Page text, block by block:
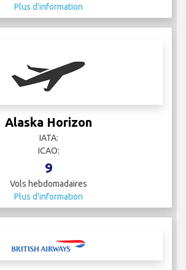
Plus d'information
Alaska Horizon
IATA:
ICAO:
9
Vols hebdomadaires
Plus d'information